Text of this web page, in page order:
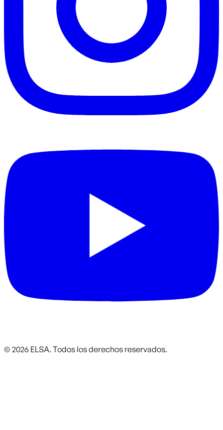
© 2026 ELSA. Todos los derechos reservados.